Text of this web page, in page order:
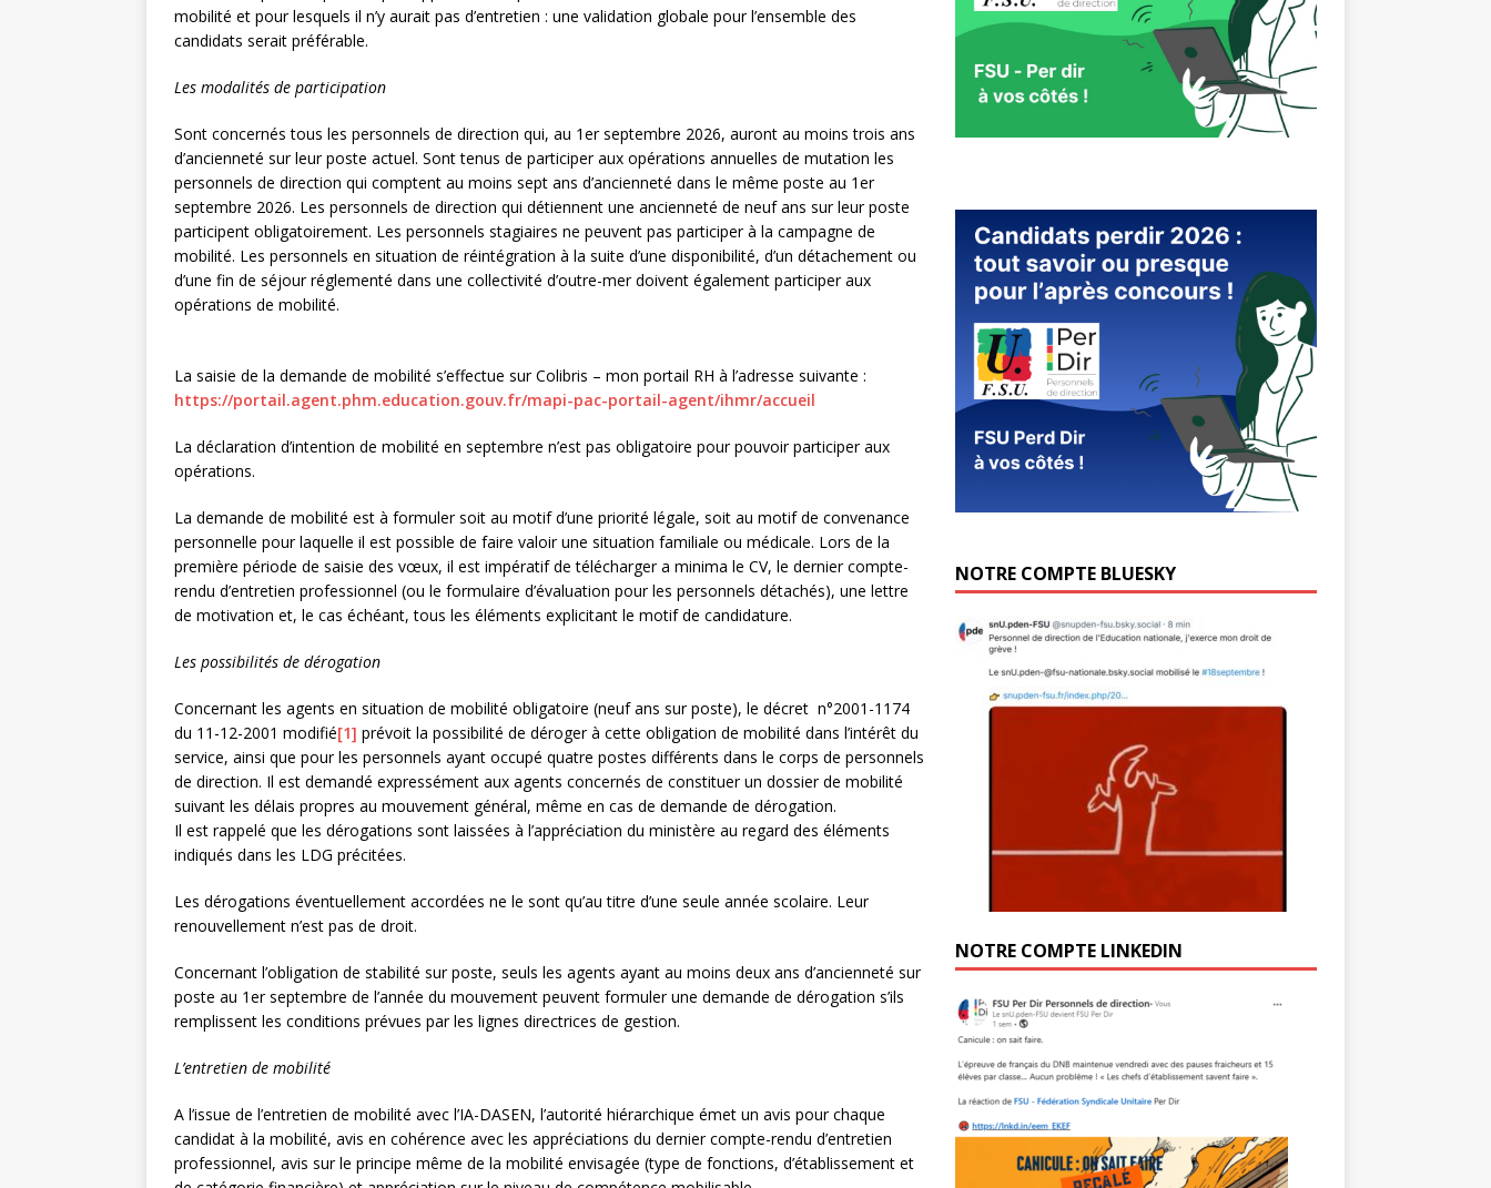
mobilité et pour lesquels il n’y aurait pas d’entretien : une validation globale pour l’ensemble des
candidats serait préférable.
Les modalités de participation
Sont concernés tous les personnels de direction qui, au 1er septembre 2026, auront au moins trois ans
d’ancienneté sur leur poste actuel. Sont tenus de participer aux opérations annuelles de mutation les
personnels de direction qui comptent au moins sept ans d’ancienneté dans le même poste au 1er
septembre 2026. Les personnels de direction qui détiennent une ancienneté de neuf ans sur leur poste
participent obligatoirement. Les personnels stagiaires ne peuvent pas participer à la campagne de
mobilité. Les personnels en situation de réintégration à la suite d’une disponibilité, d’un détachement ou
d’une fin de séjour réglementé dans une collectivité d’outre-mer doivent également participer aux
opérations de mobilité.
La saisie de la demande de mobilité s’effectue sur Colibris – mon portail RH à l’adresse suivante :
https://portail.agent.phm.education.gouv.fr/mapi-pac-portail-agent/ihmr/accueil
La déclaration d’intention de mobilité en septembre n’est pas obligatoire pour pouvoir participer aux
opérations.
La demande de mobilité est à formuler soit au motif d’une priorité légale, soit au motif de convenance
personnelle pour laquelle il est possible de faire valoir une situation familiale ou médicale. Lors de la
première période de saisie des vœux, il est impératif de télécharger a minima le CV, le dernier compte-
rendu d’entretien professionnel (ou le formulaire d’évaluation pour les personnels détachés), une lettre
de motivation et, le cas échéant, tous les éléments explicitant le motif de candidature.
Les possibilités de dérogation
Concernant les agents en situation de mobilité obligatoire (neuf ans sur poste), le décret n°2001-1174
du 11-12-2001 modifié[1] prévoit la possibilité de déroger à cette obligation de mobilité dans l’intérêt du
service, ainsi que pour les personnels ayant occupé quatre postes différents dans le corps de personnels
de direction. Il est demandé expressément aux agents concernés de constituer un dossier de mobilité
suivant les délais propres au mouvement général, même en cas de demande de dérogation.
Il est rappelé que les dérogations sont laissées à l’appréciation du ministère au regard des éléments
indiqués dans les LDG précitées.
Les dérogations éventuellement accordées ne le sont qu’au titre d’une seule année scolaire. Leur
renouvellement n’est pas de droit.
Concernant l’obligation de stabilité sur poste, seuls les agents ayant au moins deux ans d’ancienneté sur
poste au 1er septembre de l’année du mouvement peuvent formuler une demande de dérogation s’ils
remplissent les conditions prévues par les lignes directrices de gestion.
L’entretien de mobilité
A l’issue de l’entretien de mobilité avec l’IA-DASEN, l’autorité hiérarchique émet un avis pour chaque
candidat à la mobilité, avis en cohérence avec les appréciations du dernier compte-rendu d’entretien
professionnel, avis sur le principe même de la mobilité envisagée (type de fonctions, d’établissement et
NOTRE COMPTE BLUESKY
NOTRE COMPTE LINKEDIN